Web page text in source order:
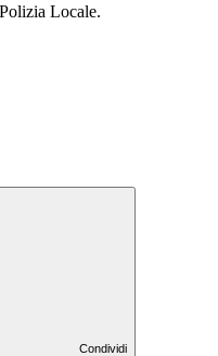
Locale.
Condividi